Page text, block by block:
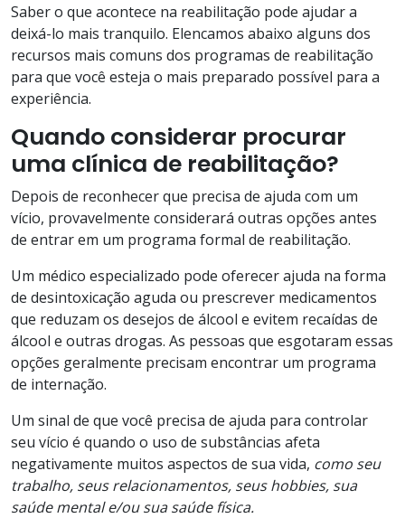
Saber o que acontece na reabilitação pode ajudar a
deixá-lo mais tranquilo. Elencamos abaixo alguns dos
recursos mais comuns dos programas de reabilitação
para que você esteja o mais preparado possível para a
experiência.
Quando considerar procurar
uma clínica de reabilitação?
Depois de reconhecer que precisa de ajuda com um
vício, provavelmente considerará outras opções antes
de entrar em um programa formal de reabilitação.
Um médico especializado pode oferecer ajuda na forma
de desintoxicação aguda ou prescrever medicamentos
que reduzam os desejos de álcool e evitem recaídas de
álcool e outras drogas. As pessoas que esgotaram essas
opções geralmente precisam encontrar um programa
de internação.
Um sinal de que você precisa de ajuda para controlar
seu vício é quando o uso de substâncias afeta
negativamente muitos aspectos de sua vida, como seu
trabalho, seus relacionamentos, seus hobbies, sua
saúde mental e/ou sua saúde física.